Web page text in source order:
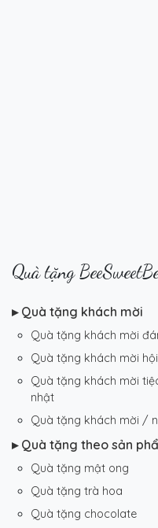
Quà tặng
▸ Quà tặng khách mời
Quà tặng khách mời
Quà tặng khách mời
Quà tặng khách mời
nhật
Quà tặng khách mời /
▸ Quà tặng theo sản
Quà tặng mật ong
Quà tặng trà hoa
Quà tặng chocolate